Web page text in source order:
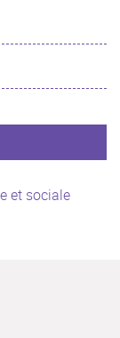
et sociale